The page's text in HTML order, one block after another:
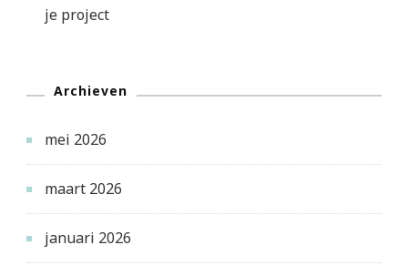
je project
Archieven
mei 2026
maart 2026
januari 2026